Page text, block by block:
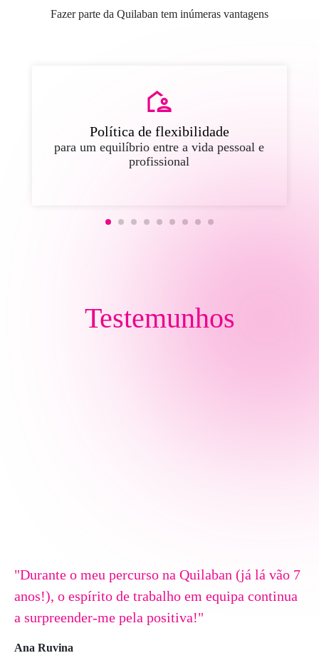
Fazer parte da Quilaban tem inúmeras vantagens
Política de flexibilidade
para um equilíbrio entre a vida pessoal e
profissional
Testemunhos
"Durante o meu percurso na Quilaban (já lá vão 7
anos!), o espírito de trabalho em equipa continua
a surpreender-me pela positiva!"
Ana Ruvina